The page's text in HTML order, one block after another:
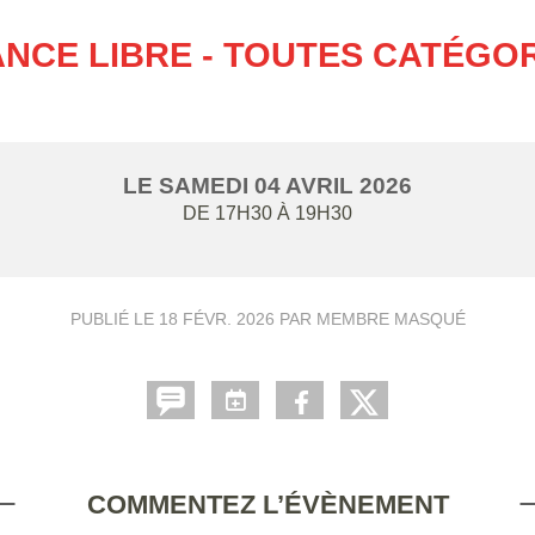
LIBRE - TOUTES
LE SAMEDI 04 AVRIL 2026
DE 17H30 À 19H30
PUBLIÉ LE 18 FÉVR. 2026 PAR MEMBRE MASQUÉ
COMMENTEZ L’ÉVÈNEMENT